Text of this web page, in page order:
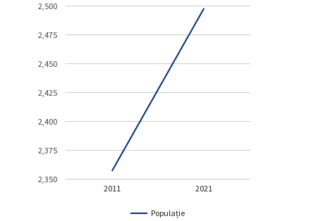
Populație
2011 2021
2,350
2,375
2,400
2,425
2,450
2,475
2,500